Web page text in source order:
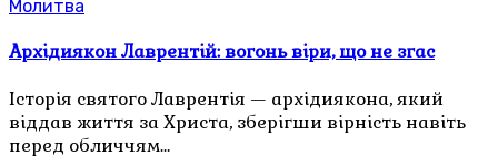
Молитва
Архідиякон Лаврентій: вогонь віри, що не згас
Історія святого Лаврентія — архідиякона, який
віддав життя за Христа, зберігши вірність навіть
перед обличчям…